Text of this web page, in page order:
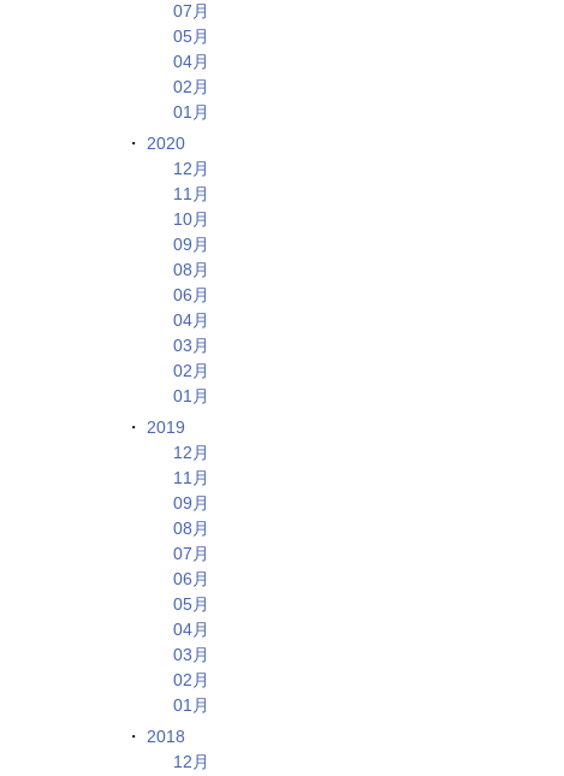
07月
05月
04月
02月
01月
2020
12月
11月
10月
09月
08月
06月
04月
03月
02月
01月
2019
12月
11月
09月
08月
07月
06月
05月
04月
03月
02月
01月
2018
12月